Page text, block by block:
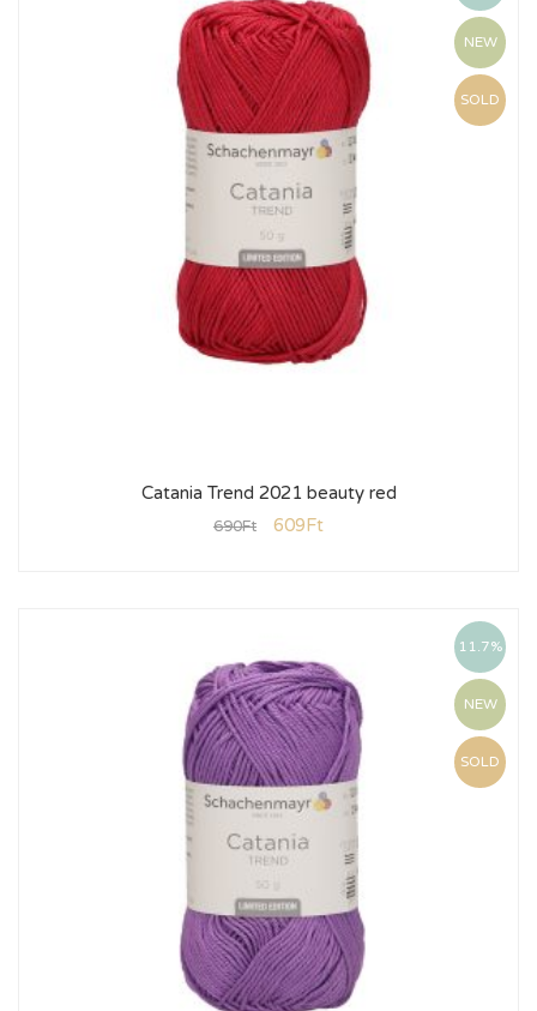
NEW
SOLD
Catania Trend 2021 beauty red
690Ft 609Ft
11.7%
NEW
SOLD